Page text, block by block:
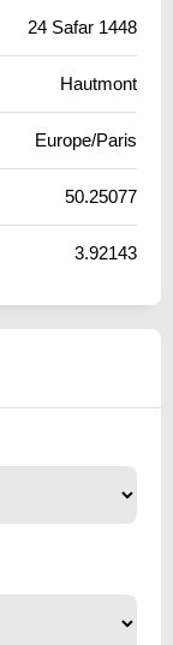
24 Safar 1448
Hautmont
Europe/Paris
50.25077
3.92143